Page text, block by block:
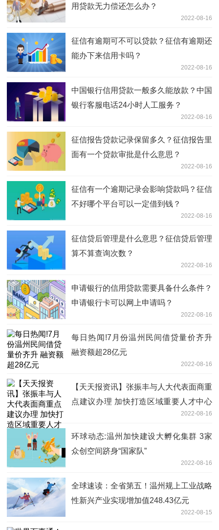
用贷款无力偿还怎么办？
2022-08-16
征信有逾期可不可以贷款？征信有逾期还
能办下来信用卡吗？
2022-08-16
中国银行信用贷款一般多久能放款？中国
银行客服电话24小时人工服务？
2022-08-16
征信报告贷款记录保留多久？征信报告里
面有一个贷款审批是什么意思？
2022-08-16
征信有一个逾期记录会影响贷款吗？征信
不好哪个平台可以一定借到钱？
2022-08-16
征信贷后管理是什么意思？征信贷后管理
算不算查询次数？
2022-08-16
申请银行的信用贷款需要具备什么条件？
申请银行卡可以网上申请吗？
2022-08-16
每日热闻!7月份温州民间借贷量价齐升
融资额超28亿元
2022-08-16
【天天报资讯】张振丰与人大代表面商重
点建议办理 加快打造区域重要人才中心
2022-08-16
环球动态:温州加快建设大孵化集群 3家
众创空间跻身“国家队”
2022-08-16
全球速读：全省第五！温州规上工业战略
性新兴产业实现增加值248.43亿元
2022-08-15